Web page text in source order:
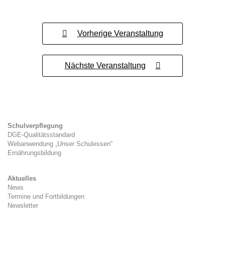
Vorherige Veranstaltung
Nächste Veranstaltung
Schulverpflegung
DGE-Qualitätsstandard
Webanwendung „Unser Schulessen“
Ernährungsbildung
Aktuelles
News
Termine und Fortbildungen
Newsletter